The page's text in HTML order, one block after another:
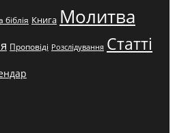
біблія Книга Молитва
Проповіді Розслідування Статті